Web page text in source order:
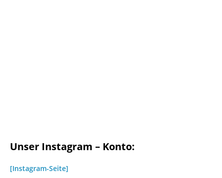
Unser Instagram – Konto:
[Instagram-Seite]